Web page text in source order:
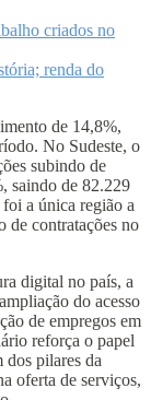
criados no
renda do
de 14,8%,
No Sudeste, o
subindo de
saindo de 82.229
a única região a
de contratações no
digital no país, a
do acesso
de empregos em
reforça o papel
dos pilares da
oferta de serviços,